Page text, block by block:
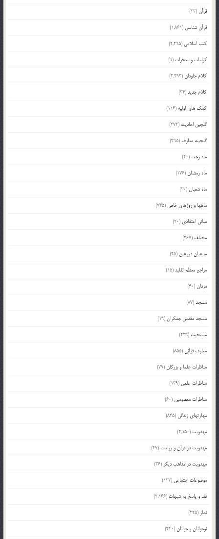
قرآن(23)
قرآن شناسی (1,861)
کتب اسلامی (2,295)
کرامات و معجزات (9)
کلام جاودان(2,293)
کلام جدید(34)
کمک های اولیه (116)
گلچین احادیث (372)
گنجینه معارف (495)
ماه رجب(20)
ماه رمضان(176)
ماه شعبان(20)
ماهها و روزهای خاص (745)
مبانی اعتقادی (20)
مختلف (367)
مدعیان دروغین (25)
مراجع معظم تقلید(15)
مردان(40)
مسجد(87)
مسجد مقدس جمکران(19)
مسیحیت (229)
معارف قرآنی (855)
مناظرات علما و بزرگان(79)
مناظرات علمی (139)
مناظرات معصومین (60)
مهارتهای زندگی (845)
مهدویت (2,150)
مهدویت در قرآن و روایات (47)
مهدویت در مذاهب دیگر (36)
موضوعات اجتماعی (122)
نقد و پاسخ به شبهات (2,166)
نماز (225)
نوجوانان و جوانان(440)